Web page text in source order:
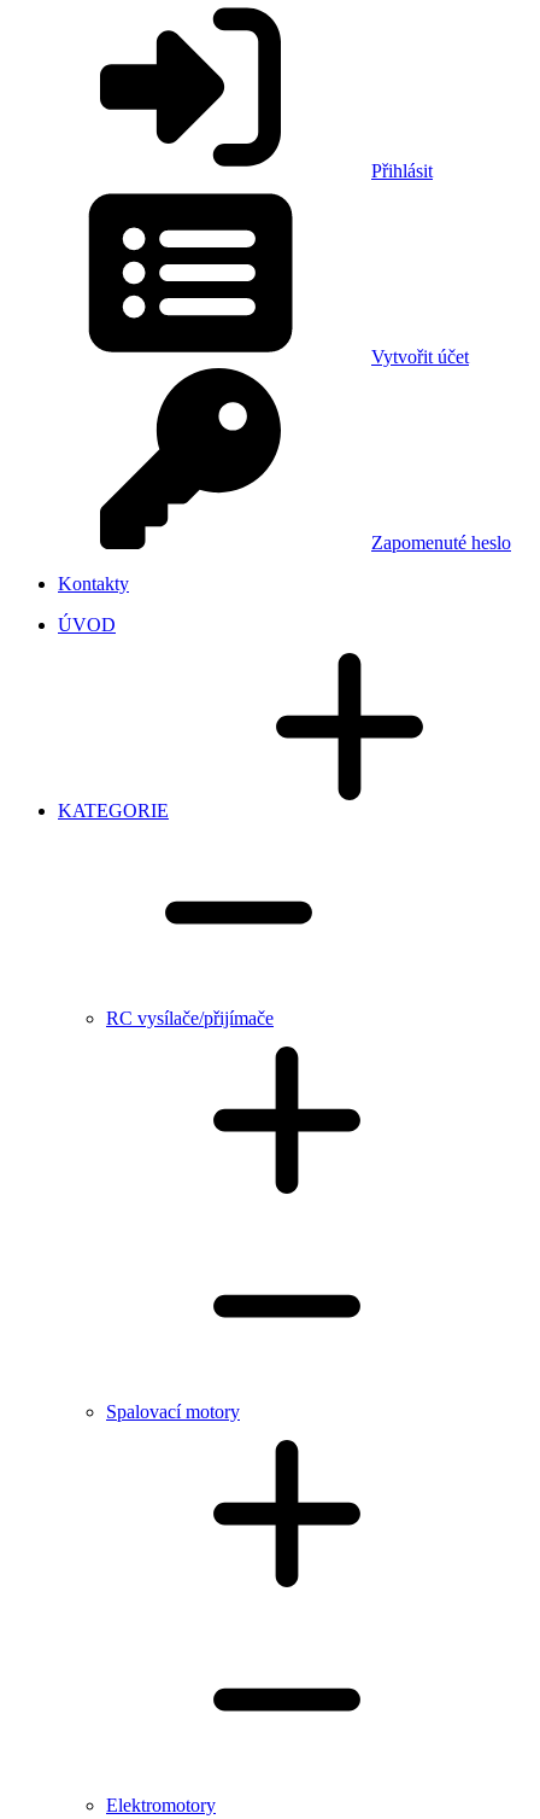
Přihlásit
Vytvořit účet
Zapomenuté heslo
Kontakty
ÚVOD
KATEGORIE
RC vysílače/přijímače
Spalovací motory
Elektromotory